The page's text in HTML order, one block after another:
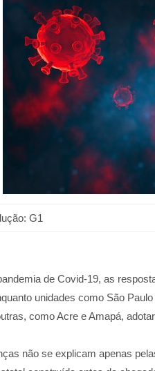
G1
de Covid-19, as
unidades como São
como Acre e Amapá,
não se explicam apenas